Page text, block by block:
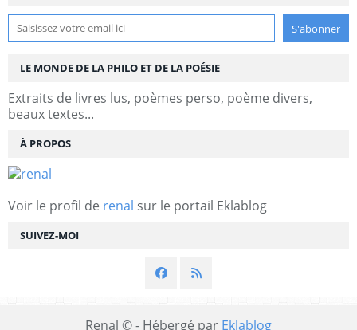
SUIVEZ-MOI
LE MONDE DE LA PHILO ET DE LA POÉSIE
Extraits de livres lus, poèmes perso, poème divers,
beaux textes...
À PROPOS
Voir le profil de renal sur le portail Eklablog
Renal © - Hébergé par Eklablog